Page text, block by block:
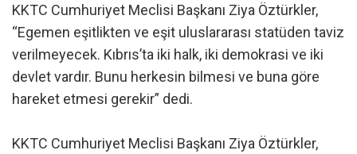
KKTC Cumhuriyet Meclisi Başkanı Ziya Öztürkler,
“Egemen eşitlikten ve eşit uluslararası statüden taviz
verilmeyecek. Kıbrıs’ta iki halk, iki demokrasi ve iki
devlet vardır. Bunu herkesin bilmesi ve buna göre
hareket etmesi gerekir” dedi.
KKTC Cumhuriyet Meclisi Başkanı Ziya Öztürkler,